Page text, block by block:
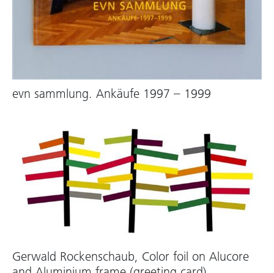
evn sammlung. Ankäufe 1997 – 1999
Gerwald Rockenschaub, Color foil on Alucore